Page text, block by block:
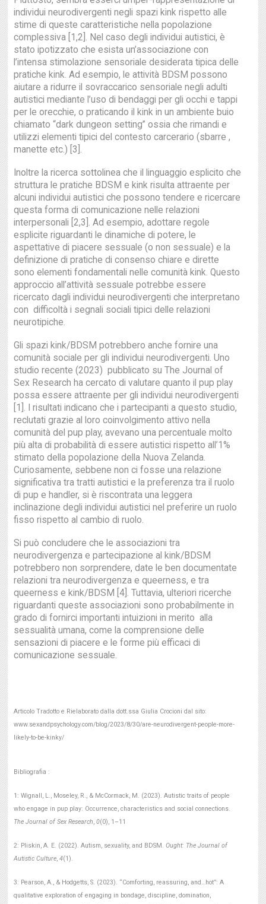
individui neurodivergenti negli spazi kink rispetto alle
stime di queste caratteristiche nella popolazione
complessiva [1,2]. Nel caso degli individui autistici, è
stato ipotizzato che esista un’associazione con
l’intensa stimolazione sensoriale desiderata tipica delle
pratiche kink. Ad esempio, le attività BDSM possono
aiutare a ridurre il sovraccarico sensoriale negli adulti
autistici mediante l’uso di bendaggi per gli occhi e tappi
per le orecchie, o praticando il kink in un ambiente buio
chiamato “dark dungeon setting” ossia che rimandi e
utilizzi elementi tipici del contesto carcerario (sbarre ,
manette etc.) [3].
Inoltre la ricerca sottolinea che il linguaggio esplicito che
struttura le pratiche BDSM e kink risulta attraente per
alcuni individui autistici che possono tendere e ricercare
questa forma di comunicazione nelle relazioni
interpersonali [2,3]. Ad esempio, adottare regole
esplicite riguardanti le dinamiche di potere, le
aspettative di piacere sessuale (o non sessuale) e la
definizione di pratiche di consenso chiare e dirette
sono elementi fondamentali nelle comunità kink. Questo
approccio all’attività sessuale potrebbe essere
ricercato dagli individui neurodivergenti che interpretano
con difficoltà i segnali sociali tipici delle relazioni
neurotipiche.
Gli spazi kink/BDSM potrebbero anche fornire una
comunità sociale per gli individui neurodivergenti. Uno
studio recente (2023) pubblicato su The Journal of
Sex Research ha cercato di valutare quanto il pup play
possa essere attraente per gli individui neurodivergenti
[1]. I risultati indicano che i partecipanti a questo studio,
reclutati grazie al loro coinvolgimento attivo nella
comunità del pup play, avevano una percentuale molto
più alta di probabilità di essere autistici rispetto all’1%
stimato della popolazione della Nuova Zelanda.
Curiosamente, sebbene non ci fosse una relazione
significativa tra tratti autistici e la preferenza tra il ruolo
di pup e handler, si è riscontrata una leggera
inclinazione degli individui autistici nel preferire un ruolo
fisso rispetto al cambio di ruolo.
Si può concludere che le associazioni tra
neurodivergenza e partecipazione al kink/BDSM
potrebbero non sorprendere, date le ben documentate
relazioni tra neurodivergenza e queerness, e tra
queerness e kink/BDSM [4]. Tuttavia, ulteriori ricerche
riguardanti queste associazioni sono probabilmente in
grado di fornirci importanti intuizioni in merito alla
sessualità umana, come la comprensione delle
sensazioni di piacere e le forme più efficaci di
comunicazione sessuale.
Articolo Tradotto e Rielaborato dalla dott.ssa Giulia Crocioni dal sito:
www.sexandpsychology.com/blog/2023/8/30/are-neurodivergent-people-more-
likely-to-be-kinky/
Bibliografia :
1: Wignall, L., Moseley, R., & McCormack, M. (2023). Autistic traits of people
who engage in pup play: Occurrence, characteristics and social connections.
The Journal of Sex Research,0(0), 1–11
2: Pliskin, A. E. (2022). Autism, sexuality, and BDSM.Ought: The Journal of
Autistic Culture,4(1).
3: Pearson, A., & Hodgetts, S. (2023). “Comforting, reassuring, and…hot”: A
qualitative exploration of engaging in bondage, discipline, domination,